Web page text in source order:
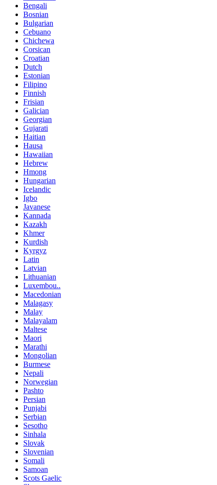
Bengali
Bosnian
Bulgarian
Cebuano
Chichewa
Corsican
Croatian
Dutch
Estonian
Filipino
Finnish
Frisian
Galician
Georgian
Gujarati
Haitian
Hausa
Hawaiian
Hebrew
Hmong
Hungarian
Icelandic
Igbo
Javanese
Kannada
Kazakh
Khmer
Kurdish
Kyrgyz
Latin
Latvian
Lithuanian
Luxembou..
Macedonian
Malagasy
Malay
Malayalam
Maltese
Maori
Marathi
Mongolian
Burmese
Nepali
Norwegian
Pashto
Persian
Punjabi
Serbian
Sesotho
Sinhala
Slovak
Slovenian
Somali
Samoan
Scots Gaelic